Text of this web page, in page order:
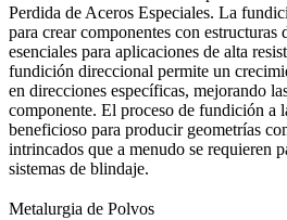
Perdida de Aceros Especiales. La
para crear componentes con estructuras
esenciales para aplicaciones de alta
fundición direccional permite un
en direcciones específicas, mejorando
componente. El proceso de fundición a
beneficioso para producir geometrías
intrincados que a menudo se requieren
sistemas de blindaje.
Metalurgia de Polvos